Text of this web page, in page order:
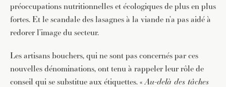
préoccupations nutritionnelles et écologiques de plus en plus
fortes. Et le scandale des lasagnes à la viande n’a pas aidé à
redorer l’image du secteur.
Les artisans bouchers, qui ne sont pas concernés par ces
nouvelles dénominations, ont tenu à rappeler leur rôle de
conseil qui se substitue aux étiquettes. «Au-delà des tâches